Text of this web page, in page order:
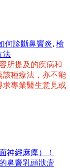
何診斷鼻竇炎, 檢
法
所提及的疾病和
該種療法，亦不能
求專業醫生意見或
神經麻痺）！
鼻竇乳頭狀瘤